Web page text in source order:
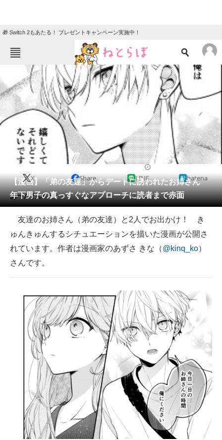
🎁 Switch 2もあたる！ プレゼントキャンペーン実施中！
ねとらぼメニュー
TOP ニュース
エンタメ クイズ
グルメ
住まい 教育・育児
動物 リサーチ
会員記事
メディア
注目記事を集めた総合ページ
ITの今と未来を見通す
スマホと通信の最新トレンド
好きが集まる 比べて選べる
ビジネスと働き方のヒント
AI活用のいまが分かる
企業ITのトレンドを詳説
経営リーダーのコミュニティ
マーケ×ITの今がよく分かる
ITエンジニア向け専門サイト
【漫画】「弟の友達」からデートに誘われたお姉さん
年下男子の真っすぐなアプローチに読者まで赤面
X Share LINE hatena
あ〜かわいい！
友達のお姉さん（弟の友達）と2人でお出かけ！ き
ゅんきゅんするシチュエーションを描いた漫画が公開さ
れています。作者は漫画家のあずさ きな（@kinq_ko）
さんです。